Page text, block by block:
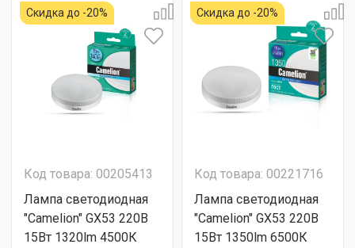
Скидка до -20%
Код товара: 00205413
Лампа светодиодная
"Camelion" GX53 220В
15Вт 1320lm 4500К
Скидка до -20%
Код товара: 00221716
Лампа светодиодная
"Camelion" GX53 220В
15Вт 1350lm 6500К